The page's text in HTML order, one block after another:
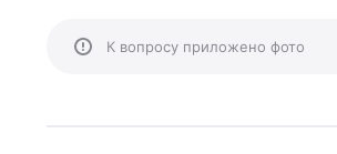
К вопросу приложено фото